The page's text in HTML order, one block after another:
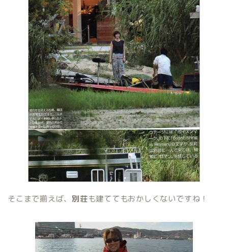
そこまで揃えば、別荘も建ててもおかしくないですね！